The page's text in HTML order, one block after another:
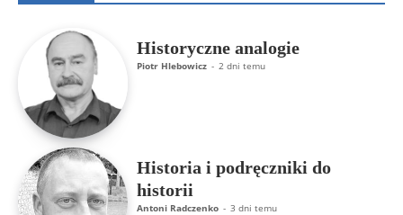
Historyczne analogie
Piotr Hlebowicz - 2 dni temu
Historia i podręczniki do
historii
Antoni Radczenko - 3 dni temu